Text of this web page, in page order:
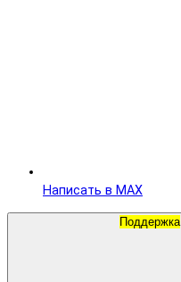
Написать в MAX
Поддержка